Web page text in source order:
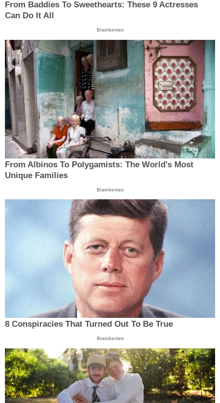
From Baddies To Sweethearts: These 9 Actresses
Can Do It All
Brainberries
From Albinos To Polygamists: The World's Most
Unique Families
Brainberries
8 Conspiracies That Turned Out To Be True
Brainberries